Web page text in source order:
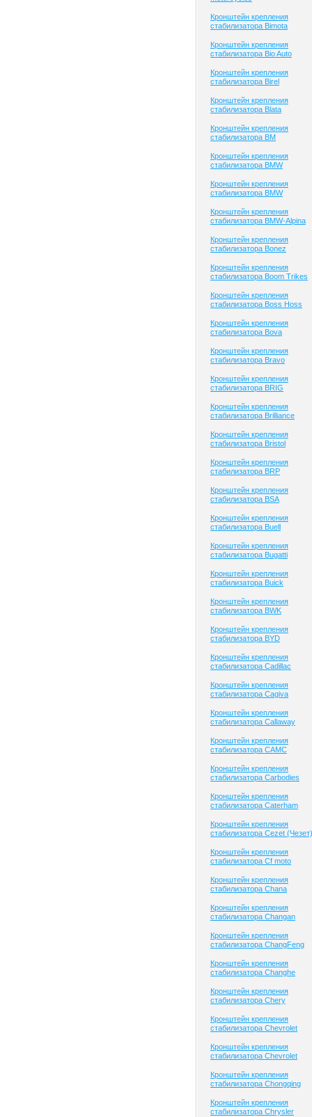
Кронштейн крепления
стабилизатора Bimota
Кронштейн крепления
стабилизатора Bio Auto
Кронштейн крепления
стабилизатора Birel
Кронштейн крепления
стабилизатора Blata
Кронштейн крепления
стабилизатора BM
Кронштейн крепления
стабилизатора BMW
Кронштейн крепления
стабилизатора BMW
Кронштейн крепления
стабилизатора BMW-Alpina
Кронштейн крепления
стабилизатора Bonez
Кронштейн крепления
стабилизатора Boom Trikes
Кронштейн крепления
стабилизатора Boss Hoss
Кронштейн крепления
стабилизатора Bova
Кронштейн крепления
стабилизатора Bravo
Кронштейн крепления
стабилизатора BRIG
Кронштейн крепления
стабилизатора Brilliance
Кронштейн крепления
стабилизатора Bristol
Кронштейн крепления
стабилизатора BRP
Кронштейн крепления
стабилизатора BSA
Кронштейн крепления
стабилизатора Buell
Кронштейн крепления
стабилизатора Bugatti
Кронштейн крепления
стабилизатора Buick
Кронштейн крепления
стабилизатора BWK
Кронштейн крепления
стабилизатора BYD
Кронштейн крепления
стабилизатора Cadillac
Кронштейн крепления
стабилизатора Cagiva
Кронштейн крепления
стабилизатора Callaway
Кронштейн крепления
стабилизатора CAMC
Кронштейн крепления
стабилизатора Carbodies
Кронштейн крепления
стабилизатора Caterham
Кронштейн крепления
стабилизатора Cezet (Чезет)
Кронштейн крепления
стабилизатора Cf moto
Кронштейн крепления
стабилизатора Chana
Кронштейн крепления
стабилизатора Changan
Кронштейн крепления
стабилизатора ChangFeng
Кронштейн крепления
стабилизатора Changhe
Кронштейн крепления
стабилизатора Chery
Кронштейн крепления
стабилизатора Chevrolet
Кронштейн крепления
стабилизатора Chevrolet
Кронштейн крепления
стабилизатора Chongqing
Кронштейн крепления
стабилизатора Chrysler